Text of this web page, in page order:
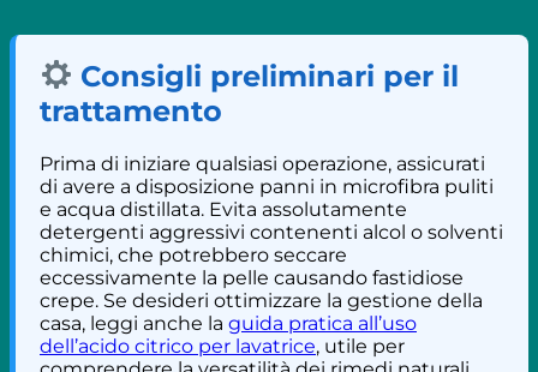
Consigli preliminari per il
trattamento
Prima di iniziare qualsiasi operazione, assicurati
di avere a disposizione panni in microfibra puliti
e acqua distillata. Evita assolutamente
detergenti aggressivi contenenti alcol o solventi
chimici, che potrebbero seccare
eccessivamente la pelle causando fastidiose
crepe. Se desideri ottimizzare la gestione della
casa, leggi anche la guida pratica all’uso
dell’acido citrico per lavatrice, utile per